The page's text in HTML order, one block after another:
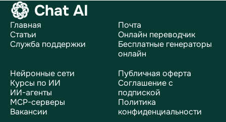
Chat AI
Главная
Статьи
Служба поддержки
Почта
Онлайн переводчик
Бесплатные генераторы
онлайн
Нейронные сети
Курсы по ИИ
ИИ-агенты
MCP-серверы
Вакансии
Публичная оферта
Соглашение с
подпиской
Политика
конфиденциальности